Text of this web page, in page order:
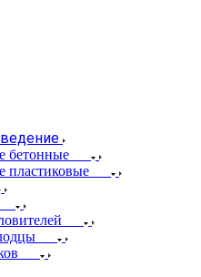
бетонные
пластиковые